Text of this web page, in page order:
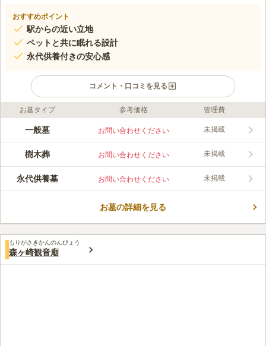
おすすめポイント
駅からの近い立地
ペットと共に眠れる設計
永代供養付きの安心感
コメント・口コミを見る
口コミ評価
この霊園はまだ誰からも評価されていません。
お墓タイプ 参考価格 管理費
一般墓 お問い合わせください 未掲載
樹木葬 お問い合わせください 未掲載
永代供養墓 お問い合わせください 未掲載
お墓の詳細を見る
もりがさきかんのんびょう
森ヶ崎観音廟